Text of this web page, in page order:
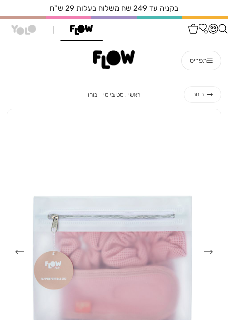
בקניה עד 249 שח משלוח בעלות 29 ש"ח
תפריט
חזור ראשי ראשי
סט ביוטי - בוהו